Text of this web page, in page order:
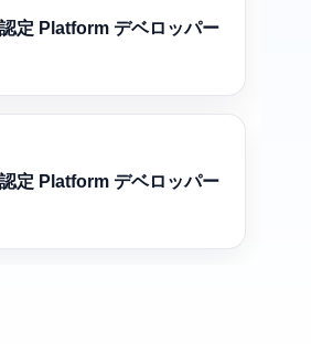
定 Platform デベロッパー
定 Platform デベロッパー